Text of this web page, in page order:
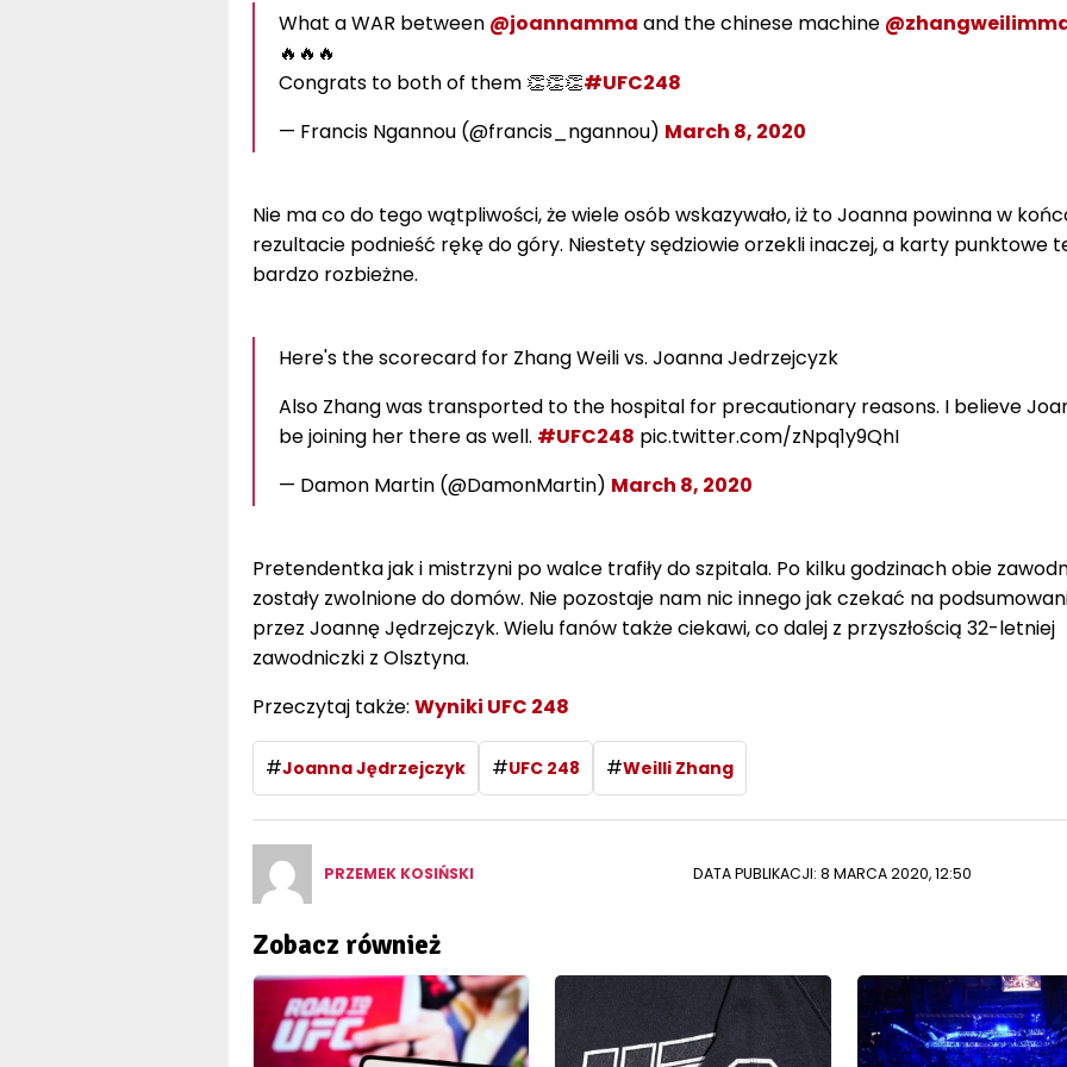
What a WAR between @joannamma and the chinese machine
🔥🔥🔥
Congrats to both of them 👏👏👏#UFC248
— Francis Ngannou (@francis_ngannou) March 8, 2020
Nie ma co do tego wątpliwości, że wiele osób wskazywało, iż to Joanna powinna w
rezultacie podnieść rękę do góry. Niestety sędziowie orzekli inaczej, a karty punktowe
bardzo rozbieżne.
Here's the scorecard for Zhang Weili vs. Joanna Jedrzejcyzk
Also Zhang was transported to the hospital for precautionary reasons. I believe
be joining her there as well. #UFC248 pic.twitter.com/zNpq1y9QhI
— Damon Martin (@DamonMartin) March 8, 2020
Pretendentka jak i mistrzyni po walce trafiły do szpitala. Po kilku godzinach obie
zostały zwolnione do domów. Nie pozostaje nam nic innego jak czekać na
przez Joannę Jędrzejczyk. Wielu fanów także ciekawi, co dalej z przyszłością 32-letniej
zawodniczki z Olsztyna.
Przeczytaj także: Wyniki UFC 248
#Joanna Jędrzejczyk #UFC 248 #Weilli Zhang
PRZEMEK KOSIŃSKI DATA PUBLIKACJI: 8 MARCA 2020, 12:50
Zobacz również